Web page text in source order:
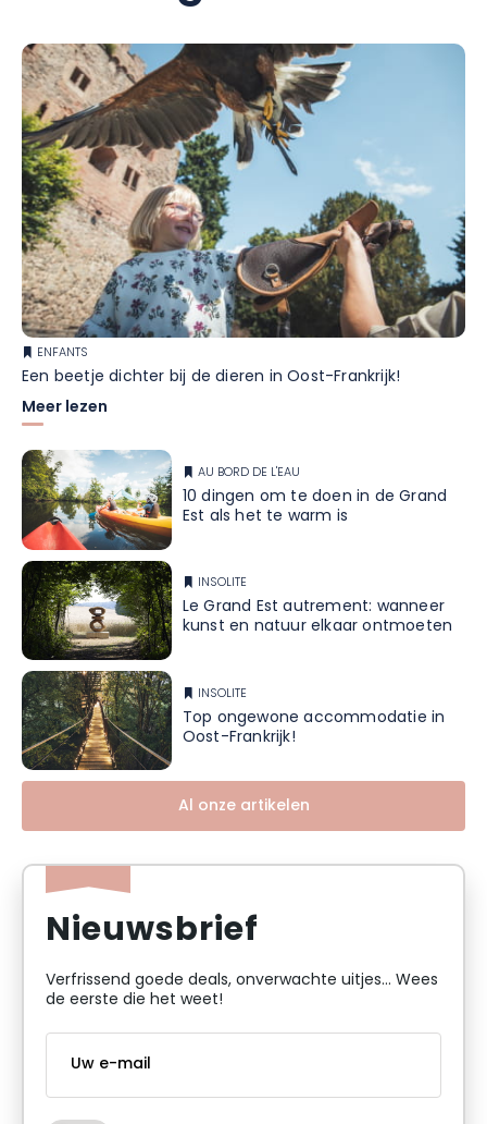
ENFANTS
Een beetje dichter bij de dieren in Oost-Frankrijk!
Meer lezen
AU BORD DE L'EAU
10 dingen om te doen in de Grand
Est als het te warm is
INSOLITE
Le Grand Est autrement: wanneer
kunst en natuur elkaar ontmoeten
INSOLITE
Top ongewone accommodatie in
Oost-Frankrijk!
Al onze artikelen
Nieuwsbrief
Verfrissend goede deals, onverwachte uitjes... Wees
de eerste die het weet!